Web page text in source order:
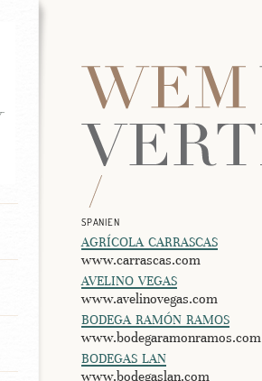
spanien
agrícola carrascas
www.carrascas.com
avelino vegas
www.avelinovegas.com
bodega ramón ramos
www.bodegaramonramos.com
bodegas lan
www.bodegaslan.com